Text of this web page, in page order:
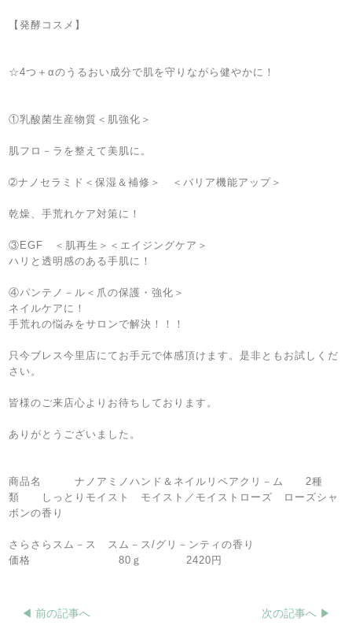
【発酵コスメ】
☆4つ＋αのうるおい成分で肌を守りながら健やかに！
①乳酸菌生産物質＜肌強化＞
肌フロ－ラを整えて美肌に。
➁ナノセラミド＜保湿＆補修＞ ＜バリア機能アップ＞
乾燥、手荒れケア対策に！
③EGF ＜肌再生＞＜エイジングケア＞
ハリと透明感のある手肌に！
④パンテノ－ル＜爪の保護・強化＞
ネイルケアに！
手荒れの悩みをサロンで解決！！！
只今ブレス今里店にてお手元で体感頂けます。是非ともお試しくだ
さい。
皆様のご来店心よりお待ちしております。
ありがとうございました。
商品名 ナノアミノハンド＆ネイルリペアクリ－ム 2種
類 しっとりモイスト モイスト／モイストローズ ローズシャ
ボンの香り
さらさらスム－ス スム－ス/グリ－ンティの香り
価格 80ｇ 2420円
◀︎ 前の記事へ 次の記事へ ▶︎